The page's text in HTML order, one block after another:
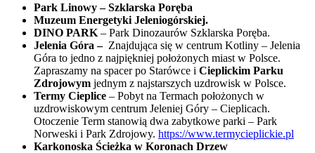
Park Linowy – Szklarska Poręba
Muzeum Energetyki Jeleniogórskiej.
DINO PARK – Park Dinozaurów Szklarska Poręba.
Jelenia Góra –Znajdująca się w centrum Kotliny – Jelenia
Góra to jedno z najpiękniej położonych miast w Polsce.
Zapraszamy na spacer po Starówce i Cieplickim Parku
Zdrojowym jednym z najstarszych uzdrowisk w Polsce.
Termy Cieplice – Pobyt na Termach położonych w
uzdrowiskowym centrum Jeleniej Góry – Cieplicach.
Otoczenie Term stanowią dwa zabytkowe parki – Park
Norweski i Park Zdrojowy. https://www.termycieplickie.pl
Karkonoska Ścieżka w Koronach Drzew